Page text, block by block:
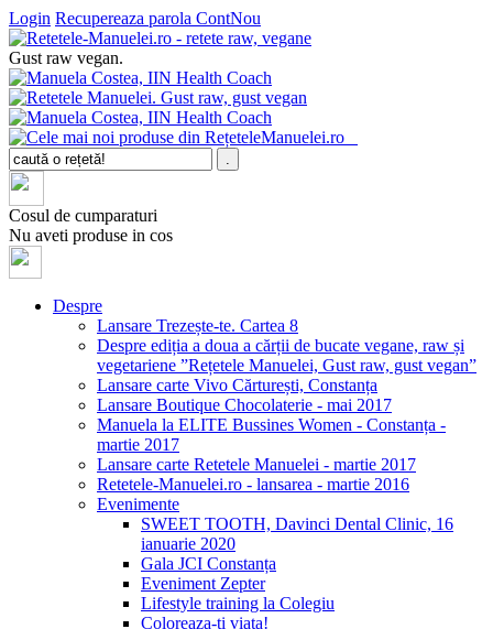
Login Recupereaza parola ContNou
Gust raw vegan.
Cosul de cumparaturi
Nu aveti produse in cos
Despre
Lansare Trezește-te. Cartea 8
Despre ediția a doua a cărții de bucate vegane, raw și
vegetariene ”Rețetele Manuelei, Gust raw, gust vegan”
Lansare carte Vivo Cărturești, Constanța
Lansare Boutique Chocolaterie - mai 2017
Manuela la ELITE Bussines Women - Constanța -
martie 2017
Lansare carte Retetele Manuelei - martie 2017
Retetele-Manuelei.ro - lansarea - martie 2016
Evenimente
SWEET TOOTH, Davinci Dental Clinic, 16
ianuarie 2020
Gala JCI Constanța
Eveniment Zepter
Lifestyle training la Colegiu
Coloreaza-ti viata!